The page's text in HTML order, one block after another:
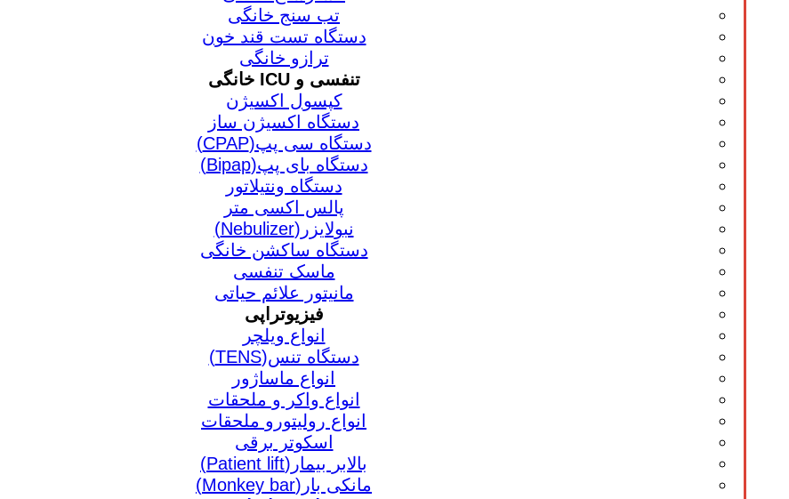
تب سنج خانگی
دستگاه تست قند خون
ترازو خانگی
تنفسی و ICU خانگی
کپسول اکسیژن
دستگاه اکسیژن ساز
دستگاه سی پپ(CPAP)
دستگاه بای پپ(Bipap)
دستگاه ونتیلاتور
پالس اکسی متر
نبولایزر(Nebulizer)
دستگاه ساکشن خانگی
ماسک تنفسی
مانیتور علائم حیاتی
فیزیوتراپی
انواع ویلچر
دستگاه تنس(TENS)
انواع ماساژور
انواع واکر و ملحقات
انواع رولیتورو ملحقات
اسکوتر برقی
بالابر بیمار(Patient lift)
مانکی بار(Monkey bar)